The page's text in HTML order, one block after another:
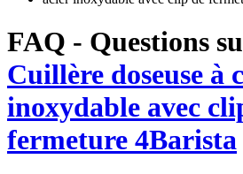
FAQ - Questions
Cuillère doseuse à
inoxydable avec
fermeture 4Barista